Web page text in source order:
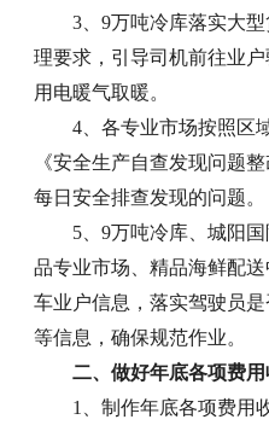
3、9万吨冷库落实大
理要求，引导司机前往业
用电暖气取暖。
4、各专业市场按照区
《安全生产自查发现问题
每日安全排查发现的问题。
5、9万吨冷库、城阳
品专业市场、精品海鲜配
车业户信息，落实驾驶员
等信息，确保规范作业。
二、做好年底各项费
1、制作年底各项费用